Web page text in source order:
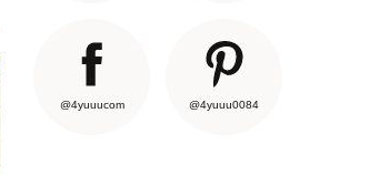
@4yuuucom @4yuuu0084